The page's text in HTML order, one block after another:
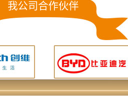
我公司合作伙伴